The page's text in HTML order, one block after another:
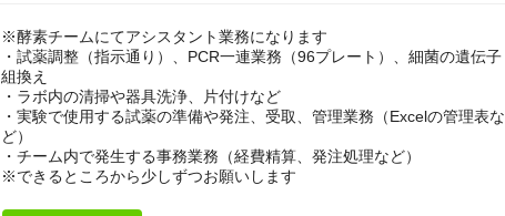
※酵素チームにてアシスタント業務になります
・試薬調整（指示通り）、PCR一連業務（96プレート）、細菌の遺伝子
組換え
・ラボ内の清掃や器具洗浄、片付けなど
・実験で使用する試薬の準備や発注、受取、管理業務（Excelの管理表な
ど）
・チーム内で発生する事務業務（経費精算、発注処理など）
※できるところから少しずつお願いします